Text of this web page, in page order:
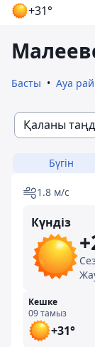
+31°
Басты Ауа
Қаланы
Бүгін
1.8 м/с
Күндіз
Кешке
09 тамыз
+31°